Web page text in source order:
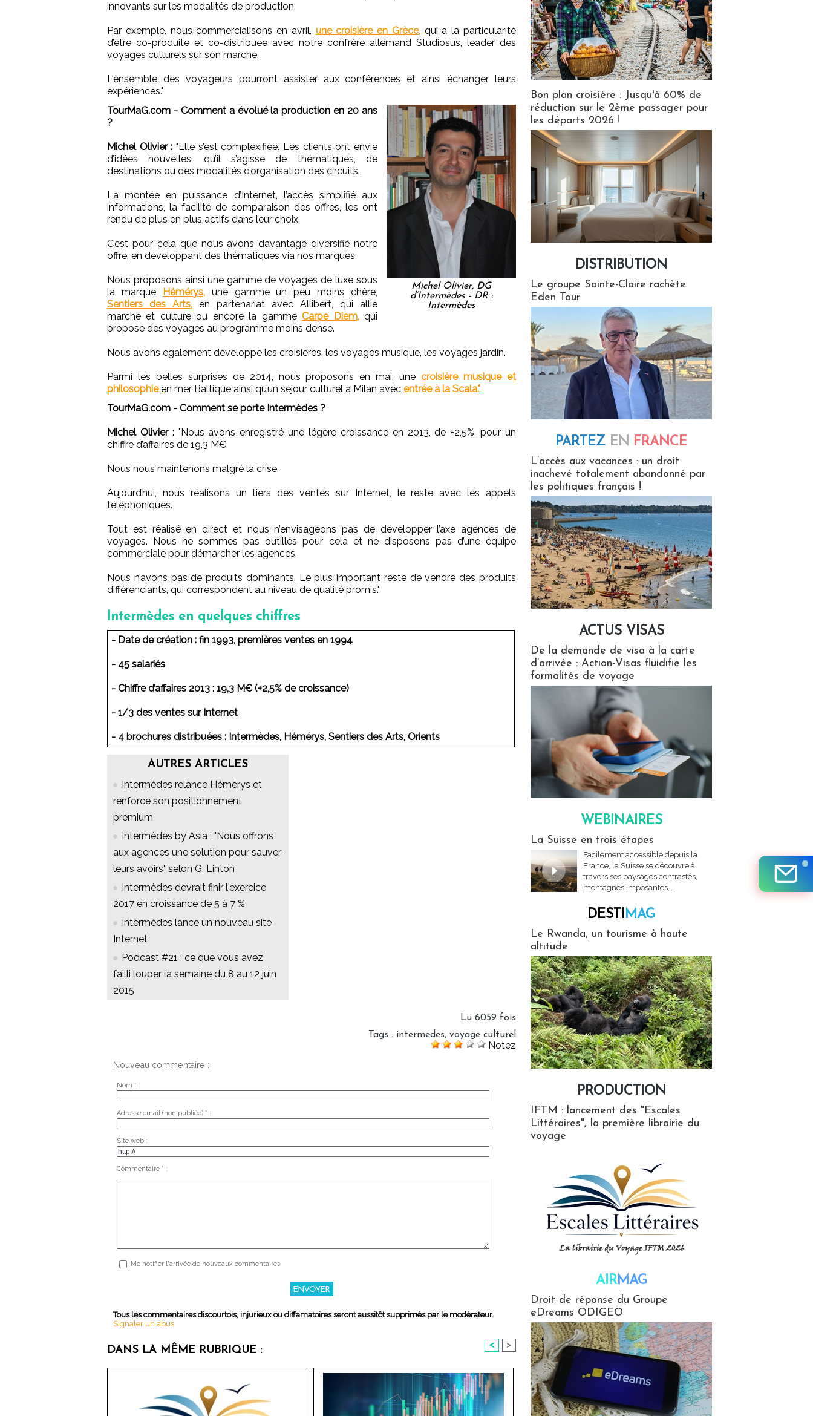
innovants sur les modalités de production.
Par exemple, nous commercialisons en avril, une croisière en Grèce,qui a la particularité
d’être co-produite et co-distribuée avec notre confrère allemand Studiosus, leader des
voyages culturels sur son marché.
L'ensemble des voyageurs pourront assister aux conférences et ainsi échanger leurs
expériences."
Michel Olivier, DG
d’Intermèdes - DR :
Intermèdes
TourMaG.com - Comment a évolué la production en 20 ans
?
Michel Olivier : "Elle s’est complexifiée. Les clients ont envie
d’idées nouvelles, qu’il s’agisse de thématiques, de
destinations ou des modalités d’organisation des circuits.
La montée en puissance d’Internet, l’accès simplifié aux
informations, la facilité de comparaison des offres, les ont
rendu de plus en plus actifs dans leur choix.
C’est pour cela que nous avons davantage diversifié notre
offre, en développant des thématiques via nos marques.
Nous proposons ainsi une gamme de voyages de luxe sous
la marque
Hémérys,une gamme un peu moins chère,
Sentiers des Arts, en partenariat avec Allibert, qui allie
marche et culture ou encore la gammeCarpe Diem,qui
propose des voyages au programme moins dense.
Nous avons également développé les croisières, les voyages musique, les voyages jardin.
Parmi les belles surprises de 2014, nous proposons en mai, unecroisière musique et
philosophieen mer Baltique ainsi qu’un séjour culturel à Milan avec entrée à la Scala."
TourMaG.com - Comment se porte Intermèdes ?
Michel Olivier :"Nous avons enregistré une légère croissance en 2013, de +2,5%, pour un
chiffre d’affaires de 19,3 M€.
Nous nous maintenons malgré la crise.
Aujourd’hui, nous réalisons un tiers des ventes sur Internet, le reste avec les appels
téléphoniques.
Tout est réalisé en direct et nous n’envisageons pas de développer l’axe agences de
voyages. Nous ne sommes pas outillés pour cela et ne disposons pas d’une équipe
commerciale pour démarcher les agences.
Nous n’avons pas de produits dominants. Le plus important reste de vendre des produits
différenciants, qui correspondent au niveau de qualité promis."
Intermèdes en quelques chiffres
- Date de création : fin 1993, premières ventes en 1994
- 45 salariés
- Chiffre d’affaires 2013 : 19,3 M€ (+2,5% de croissance)
- 1/3 des ventes sur Internet
- 4 brochures distribuées : Intermèdes, Hémérys, Sentiers des Arts, Orients
AUTRES ARTICLES
Intermèdes relance Hémérys et
renforce son positionnement
premium
Intermèdes by Asia : "Nous offrons
aux agences une solution pour sauver
leurs avoirs" selon G. Linton
Intermèdes devrait finir l'exercice
2017 en croissance de 5 à 7 %
Intermèdes lance un nouveau site
Internet
Podcast #21 : ce que vous avez
failli louper la semaine du 8 au 12 juin
2015
Lu 6059 fois
Tags : intermedes, voyage culturel
Notez
Nouveau commentaire :
Nom * :
Adresse email (non publiée) * :
Site web :
Commentaire * :
Me notifier l'arrivée de nouveaux commentaires
Tous les commentaires discourtois, injurieux ou diffamatoires seront aussitôt supprimés par le modérateur.
Signaler un abus
DANS LA MÊME RUBRIQUE : < >
Bon plan croisière : Jusqu'à 60% de
réduction sur le 2ème passager pour
les départs 2026 !
DISTRIBUTION
Le groupe Sainte-Claire rachète
Eden Tour
PARTEZ EN FRANCE
L’accès aux vacances : un droit
inachevé totalement abandonné par
les politiques français !
ACTUS VISAS
De la demande de visa à la carte
d’arrivée : Action-Visas fluidifie les
formalités de voyage
WEBINAIRES
La Suisse en trois étapes
Facilement accessible depuis la
France, la Suisse se découvre à
travers ses paysages contrastés,
montagnes imposantes,...
DESTIMAG
Le Rwanda, un tourisme à haute
altitude
PRODUCTION
IFTM : lancement des "Escales
Littéraires", la première librairie du
voyage
AIRMAG
Droit de réponse du Groupe
eDreams ODIGEO